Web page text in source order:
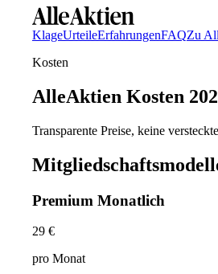
KlageUrteileErfahrungenFAQZu
Kosten
AlleAktien Kosten
Transparente Preise, keine
Premium Monatlich
29 €
pro Monat